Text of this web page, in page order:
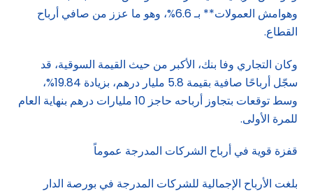
وهوامش العمولات** بـ 6.6%، وهو ما عزز من صافي أرباح
القطاع.
وكان التجاري وفا بنك، الأكبر من حيث القيمة السوقية، قد
سجّل أرباحًا صافية بقيمة 5.8 مليار درهم، بزيادة 19.84%،
وسط توقعات بتجاوز أرباحه حاجز 10 مليارات درهم بنهاية العام
للمرة الأولى.
قفزة قوية في أرباح الشركات المدرجة عموماً
بلغت الأرباح الإجمالية للشركات المدرجة في بورصة الدار